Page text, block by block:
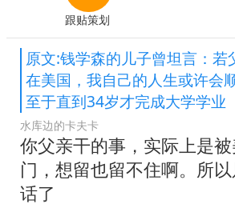
跟贴策划
原文:钱学森的儿子曾坦言：若
在美国，我自己的人生或许会
至于直到34岁才完成大学学业
水库边的卡夫卡
你父亲干的事，实际上是
门，想留也留不住啊。所
话了